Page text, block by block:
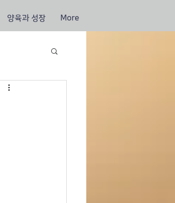
양육과 성장 More